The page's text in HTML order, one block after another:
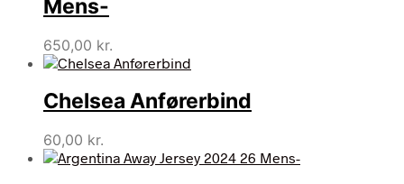
Mens-
650,00 kr.
Chelsea Anførerbind
60,00 kr.